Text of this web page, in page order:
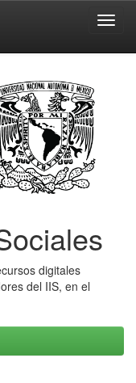
digitales
del IIS, en el